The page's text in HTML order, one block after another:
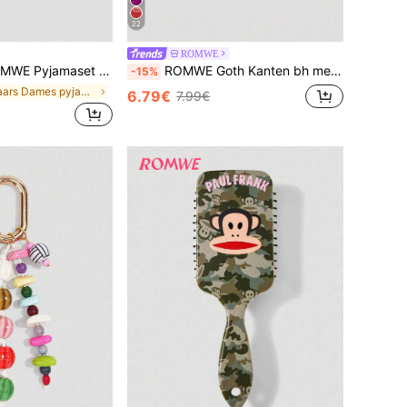
bestaande uit een geribbelde kanten camisole en een shortje.
in Paars Dames pyjama sets
22
ROMWE
-15% ROMWE Goth Kanten bh met bloemenborduursel, beugel en driehoekige cups
6.79€ 7.99€